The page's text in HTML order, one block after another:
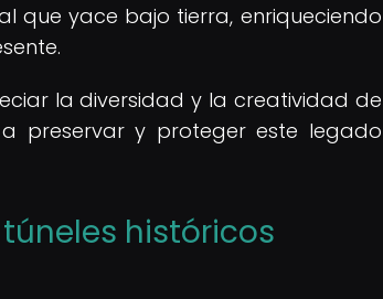
que yace bajo tierra, enriqueciendo
la diversidad y la creatividad de
preservar y proteger este legado
históricos